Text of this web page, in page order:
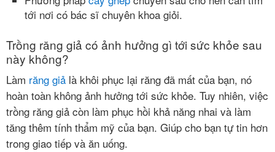
tới nơi có bác sĩ chuyên khoa giỏi.
Trồng răng giả có ảnh hưởng gì tới sức khỏe sau
này không?
Làm răng giả là khôi phục lại răng đã mất của bạn, nó
hoàn toàn không ảnh hưởng tới sức khỏe. Tuy nhiên, việc
trồng răng giả còn làm phục hồi khả năng nhai và làm
tăng thêm tính thẩm mỹ của bạn. Giúp cho bạn tự tin hơn
trong giao tiếp và ăn uống.